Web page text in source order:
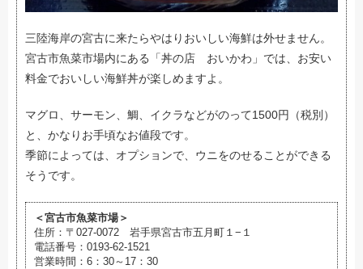
三陸海岸の宮古に来たらやはりおいしい海鮮は外せません。
宮古市魚菜市場内にある「丼の店 おいかわ」では、お安い
料金でおいしい海鮮丼が楽しめますよ。
マグロ、サーモン、鯛、イクラなどがのって1500円（税別）
と、かなりお手頃なお値段です。
季節によっては、オプションで、ウニをのせることができる
そうです。
＜宮古市魚菜市場＞
住所： 〒027-0072 岩手県宮古市五月町１−１
電話番号：0193-62-1521
営業時間：6：30～17：30